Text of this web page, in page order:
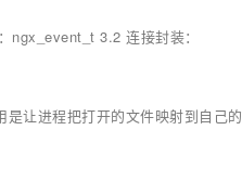
3.2 连接封装：
让进程把打开的文件映射到自己